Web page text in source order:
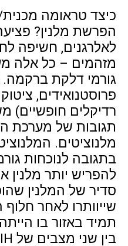
כיצד טראומה
הפרשת מלנין?
לאלרגנים, חשיפה
מזהמים – כל אלה
גורמי דלקת ברקמה.
פרוסטנואידים,
רדיקלים חופשיים)
תגובות של מערכת
מלנוציטים.
בתגובה לנוכחות
להפריש יותר מלנין
סדיר של המלנין
שייוותרו לאחר
תמיד באזור בו